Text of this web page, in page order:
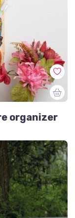
organizer